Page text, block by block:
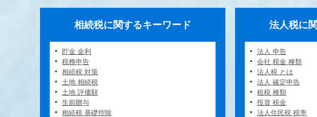
相続税に関するキーワード
貯金 金利
税務申告
相続税 対策
土地 相続税
土地 評価額
生前贈与
相続税 基礎控除
法人税に
法人 申告
会社 税金 種類
法人税 とは
法人 確定申告
租税 種類
投資 税金
法人住民税 税率